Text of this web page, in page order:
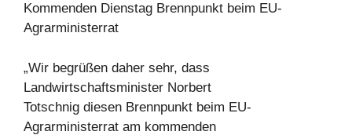
Kommenden Dienstag Brennpunkt beim EU-
Agrarministerrat
„Wir begrüßen daher sehr, dass
Landwirtschaftsminister Norbert
Totschnig diesen Brennpunkt beim EU-
Agrarministerrat am kommenden